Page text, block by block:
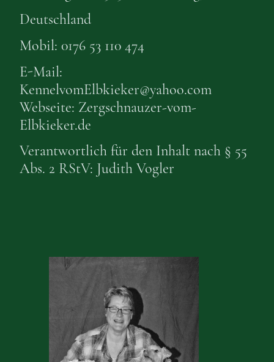
Deutschland
Mobil: 0176 53 110 474
E-Mail:
KennelvomElbkieker@yahoo.com
Webseite: Zergschnauzer-vom-
Elbkieker.de
Verantwortlich für den Inhalt nach § 55
Abs. 2 RStV: Judith Vogler